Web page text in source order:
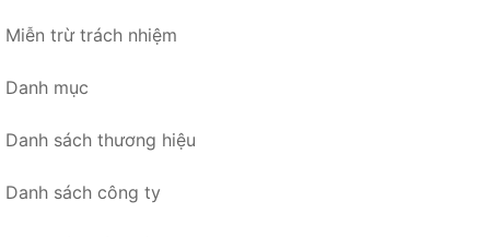
Miễn trừ trách nhiệm
Danh mục
Danh sách thương hiệu
Danh sách công ty